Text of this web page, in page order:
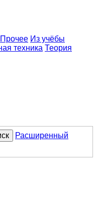
Прочее Из учёбы
техника Теория
Расширенный